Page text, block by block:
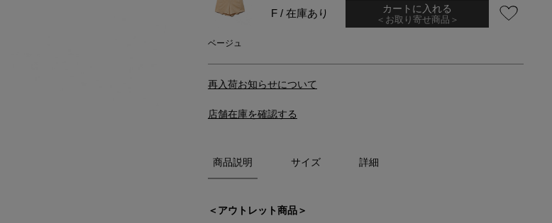
ベージュ
F / 在庫あり カートに入れる
＜お取り寄せ商品＞
再入荷お知らせについて
店舗在庫を確認する
商品説明 サイズ 詳細
＜アウトレット商品＞